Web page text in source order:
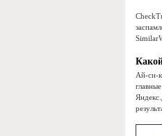
Ай-си-